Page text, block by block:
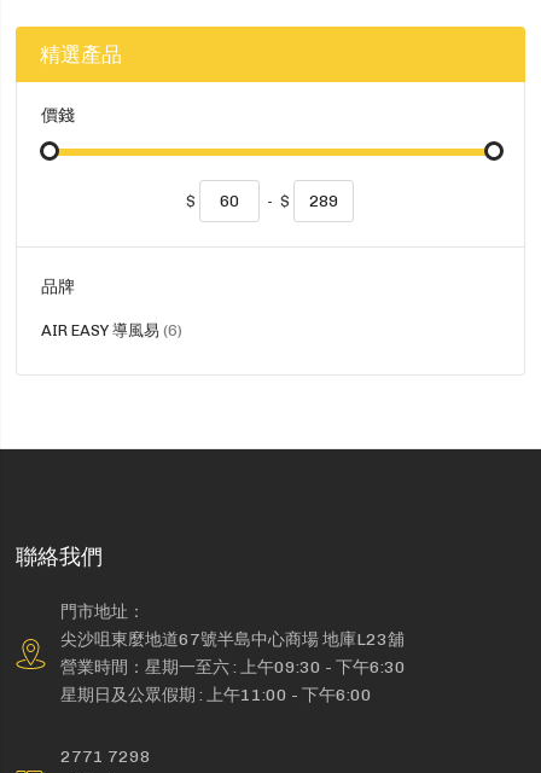
精選產品
價錢
$ - $
品牌
AIR EASY 導風易 6貨
聯絡我們
門市地址：
尖沙咀東麼地道67號半島中心商場 地庫L23舖
營業時間：星期一至六 : 上午09:30 - 下午6:30
星期日及公眾假期 : 上午11:00 - 下午6:00
2771 7298